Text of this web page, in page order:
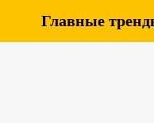
Главные